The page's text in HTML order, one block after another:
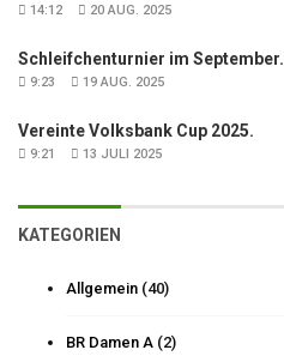
14:12 20 AUG. 2025
Schleifchenturnier im September.
9:23 19 AUG. 2025
Vereinte Volksbank Cup 2025.
9:21 13 JULI 2025
KATEGORIEN
Allgemein (40)
BR Damen A (2)